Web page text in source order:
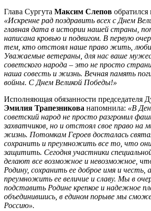
Глава Сургута Максим Слепов
«Искренне рад поздравить всех с Днем
главная дата в истории нашей страны,
написана кровью и подвигом. В первую
тем, кто отстоял наше право жить,
Уважаемые ветераны, для нас ваше
советского народа – это не просто
наша совесть и жизнь. Вечная память
войны. С Днем Великой Победы!»
Исполняющая обязанности председателя
Эмилия Трапезникова напомнила: «В
советский народ не просто разгромил
захватчиков, но и отстоял свое право на
жизнь. Потомкам Героев досталась
сохранить и преумножить все то, что они
защитить. Сегодня участники
делают все возможное и невозможное,
Родину, сохранить ее доброе имя и
преумножить ее величие и славу. Мы в
подставить Родине крепкое и надежное
объединившись, в едином порыве мы
Россию».